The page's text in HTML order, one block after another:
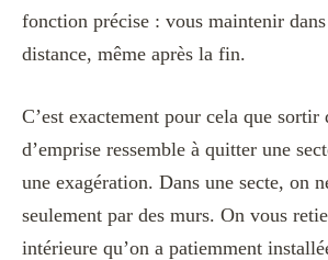
fonction précise : vous maintenir
distance, même après la fin.
C’est exactement pour cela que sortir
d’emprise ressemble à quitter une
une exagération. Dans une secte, on
seulement par des murs. On vous
intérieure qu’on a patiemment